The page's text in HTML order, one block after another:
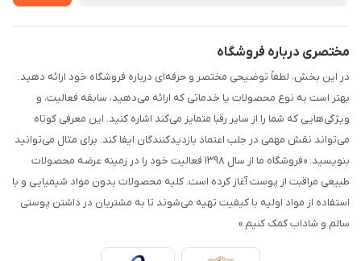
مختصری درباره فروشگاه
در این بخش، لطفاً توضیحی مختصر و حرفه‌ای درباره فروشگاه خود ارائه دهید.
بهتر است به نوع محصولات یا خدماتی که ارائه می‌دهید، سابقه فعالیت، و
ویژگی‌هایی که شما را از سایر رقبا متمایز می‌کند اشاره کنید. این معرفی کوتاه
می‌تواند نقش مهمی در جلب اعتماد بازدیدکنندگان ایفا کند. برای مثال می‌توانید
بنویسید: «فروشگاه ما از سال ۱۳۹۸ فعالیت خود را در زمینه عرضه محصولات
طبیعی مراقبت از پوست آغاز کرده است. کلیه محصولات بدون مواد شیمیایی و با
استفاده از مواد اولیه با کیفیت تهیه می‌شوند تا به مشتریان در داشتن پوستی
سالم و شاداب کمک کنیم.»